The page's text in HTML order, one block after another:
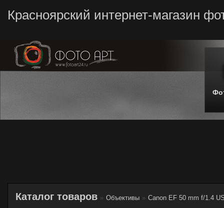
Красноярский интернет-магазин
Каталог товаров » Объективы » Canon EF 50 mm f/1.4